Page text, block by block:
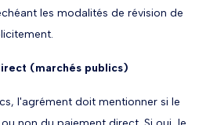
les modalités de révision de
(marchés publics)
l'agrément doit mentionner si le